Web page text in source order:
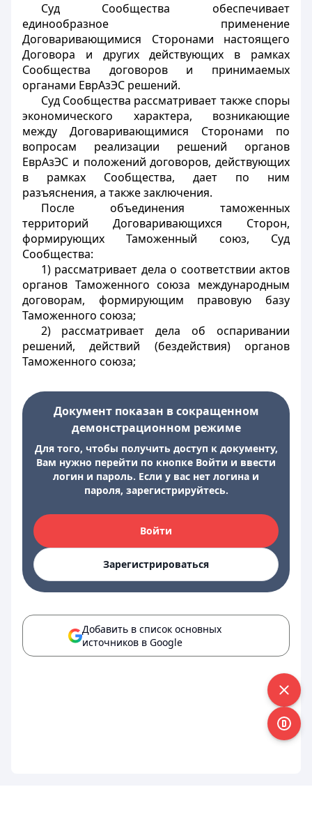
Суд Сообщества обеспечивает
единообразное применение
Договаривающимися Сторонами настоящего
Договора и других действующих в рамках
Сообщества договоров и принимаемых
органами ЕврАзЭС решений.
Суд Сообщества рассматривает также споры
экономического характера, возникающие
между Договаривающимися Сторонами по
вопросам реализации решений органов
ЕврАзЭС и положений договоров, действующих
в рамках Сообщества, дает по ним
разъяснения, а также заключения.
После объединения таможенных
территорий Договаривающихся Сторон,
формирующих Таможенный союз, Суд
Сообщества:
1) рассматривает дела о соответствии актов
органов Таможенного союза международным
договорам, формирующим правовую базу
Таможенного союза;
2) рассматривает дела об оспаривании
решений, действий (бездействия) органов
Таможенного союза;
Документ показан в сокращенном
демонстрационном режиме
Для того, чтобы получить доступ к документу,
Вам нужно перейти по кнопке Войти и ввести
логин и пароль. Если у вас нет логина и
пароля, зарегистрируйтесь.
Войти
Зарегистрироваться
Добавить в список основных
источников в Google